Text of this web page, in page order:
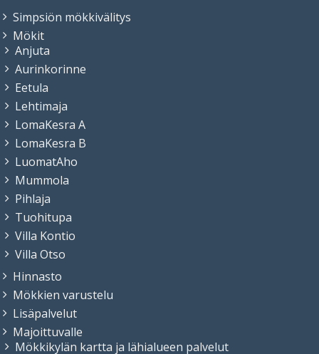
Simpsiön mökkivälitys
Mökit
Anjuta
Aurinkorinne
Eetula
Lehtimaja
LomaKesra A
LomaKesra B
LuomatAho
Mummola
Pihlaja
Tuohitupa
Villa Kontio
Villa Otso
Hinnasto
Mökkien varustelu
Lisäpalvelut
Majoittuvalle
Mökkikylän kartta ja lähialueen palvelut